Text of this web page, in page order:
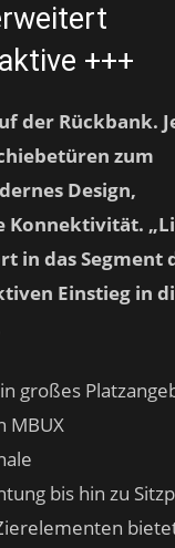
+++
der Rückbank.
zum
Design,
Konnektivität.
in das Segment
Einstieg in
großes
MBUX
bis hin zu